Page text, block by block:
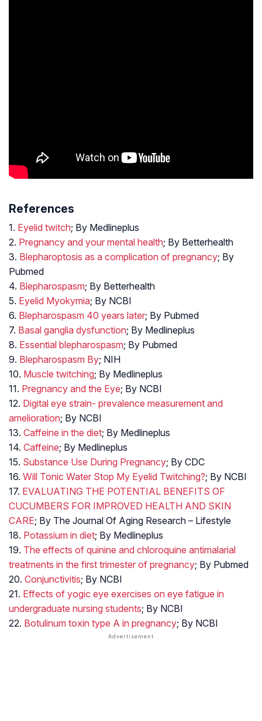
References
1. Eyelid twitch; By Medlineplus
2. Pregnancy and your mental health; By Betterhealth
3. Blepharoptosis as a complication of pregnancy; By
Pubmed
4. Blepharospasm; By Betterhealth
5. Eyelid Myokymia; By NCBI
6. Blepharospasm 40 years later; By Pubmed
7. Basal ganglia dysfunction; By Medlineplus
8. Essential blepharospasm; By Pubmed
9. Blepharospasm By; NIH
10. Muscle twitching; By Medlineplus
11. Pregnancy and the Eye; By NCBI
12. Digital eye strain- prevalence measurement and
amelioration; By NCBI
13. Caffeine in the diet; By Medlineplus
14. Caffeine; By Medlineplus
15. Substance Use During Pregnancy; By CDC
16. Will Tonic Water Stop My Eyelid Twitching?; By NCBI
17. EVALUATING THE POTENTIAL BENEFITS OF
CUCUMBERS FOR IMPROVED HEALTH AND SKIN
CARE; By The Journal Of Aging Research – Lifestyle
18. Potassium in diet; By Medlineplus
19. The effects of quinine and chloroquine antimalarial
treatments in the first trimester of pregnancy; By Pubmed
20. Conjunctivitis; By NCBI
21. Effects of yogic eye exercises on eye fatigue in
undergraduate nursing students; By NCBI
22. Botulinum toxin type A in pregnancy; By NCBI